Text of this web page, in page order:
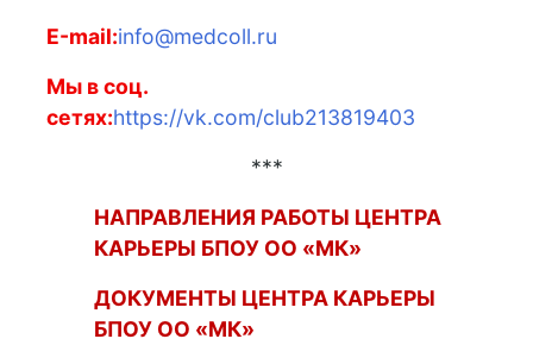
Е-mail:info@medcoll.ru
Мы в соц.
сетях:https://vk.com/club213819403
***
НАПРАВЛЕНИЯ РАБОТЫ ЦЕНТРА
КАРЬЕРЫ БПОУ ОО «МК»
ДОКУМЕНТЫ ЦЕНТРА КАРЬЕРЫ
БПОУ ОО «МК»